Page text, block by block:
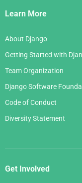
Links
Learn More
About Django
Getting Started with
Team Organization
Django Software
Code of Conduct
Diversity Statement
Get Involved